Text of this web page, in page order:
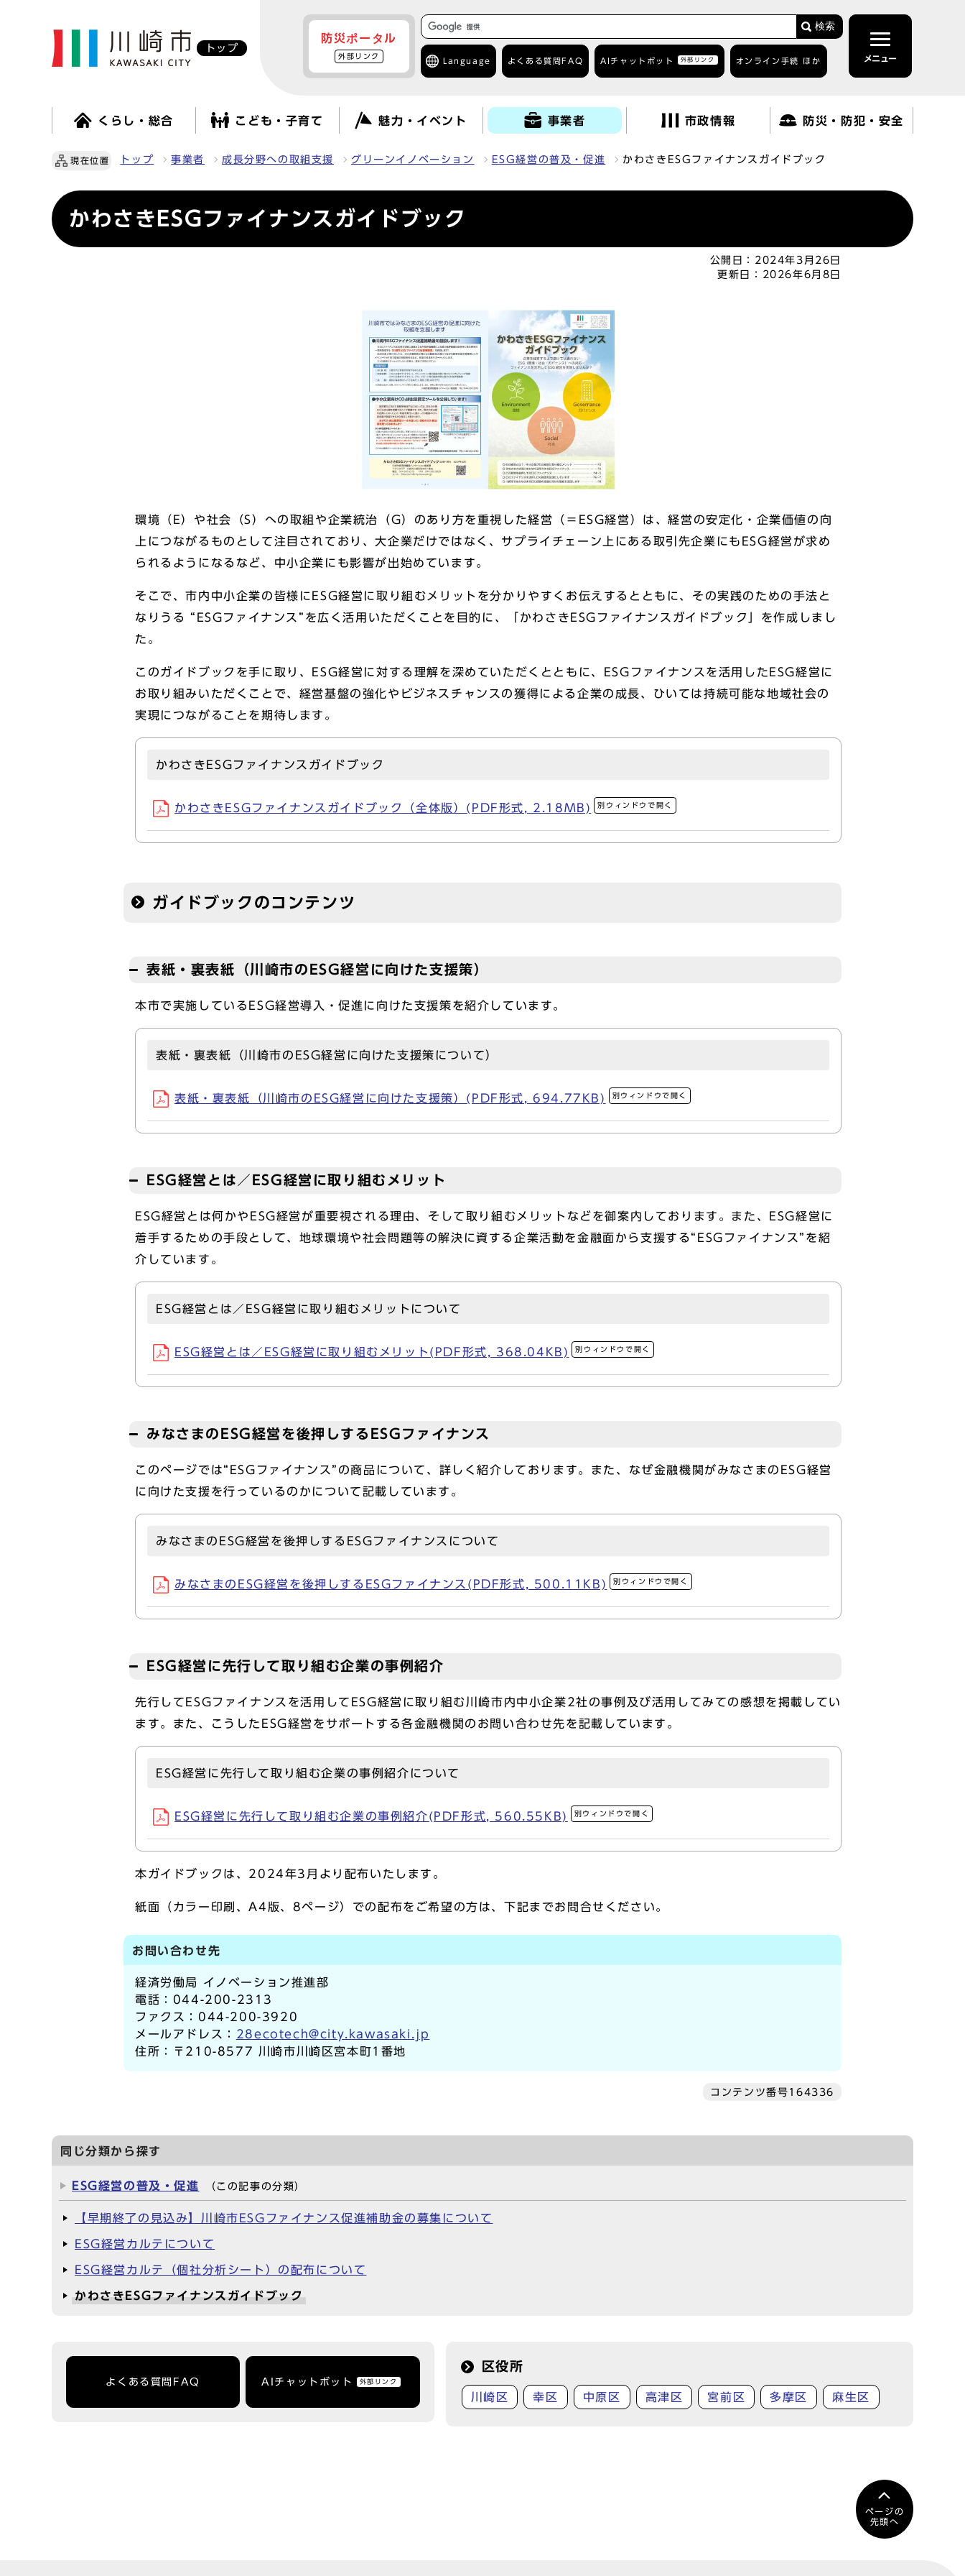
トップ
防災ポータル
外部リンク
検索
Language よくある質問 FAQ AIチャットボット 外部リンク オンライン手続 ほか メニュー
くらし・総合 こども・子育て 魅力・イベント 事業者 市政情報 防災・防犯・安全
現在位置 トップ 事業者 成長分野への取組支援 グリーンイノベーション ESG経営の普及・促進 かわさきESGファイナンスガイドブック
かわさきESGファイナンスガイドブック
公開日： 2024年3月26日
更新日：
2026年6月8日
環境（E）や社会（S）への取組や企業統治（G）のあり方を重視した経営（＝ESG経営）は、経営の安定化・企業価値の向
上につながるものとして注目されており、大企業だけではなく、サプライチェーン上にある取引先企業にもESG経営が求め
られるようになるなど、中小企業にも影響が出始めています。
そこで、市内中小企業の皆様にESG経営に取り組むメリットを分かりやすくお伝えするとともに、その実践のための手法と
なりうる “ESGファイナンス”を広く活用いただくことを目的に、「かわさきESGファイナンスガイドブック」を作成しまし
た。
このガイドブックを手に取り、ESG経営に対する理解を深めていただくとともに、ESGファイナンスを活用したESG経営に
お取り組みいただくことで、経営基盤の強化やビジネスチャンスの獲得による企業の成長、ひいては持続可能な地域社会の
実現につながることを期待します。
かわさきESGファイナンスガイドブック
かわさきESGファイナンスガイドブック（全体版）(PDF形式, 2.18MB) 別ウィンドウで開く
ガイドブックのコンテンツ
表紙・裏表紙（川崎市のESG経営に向けた支援策）
本市で実施しているESG経営導入・促進に向けた支援策を紹介しています。
表紙・裏表紙（川崎市のESG経営に向けた支援策について）
表紙・裏表紙（川崎市のESG経営に向けた支援策）(PDF形式, 694.77KB) 別ウィンドウで開く
ESG経営とは／ESG経営に取り組むメリット
ESG経営とは何かやESG経営が重要視される理由、そして取り組むメリットなどを御案内しております。また、ESG経営に
着手するための手段として、地球環境や社会問題等の解決に資する企業活動を金融面から支援する“ESGファイナンス”を紹
介しています。
ESG経営とは／ESG経営に取り組むメリットについて
ESG経営とは／ESG経営に取り組むメリット(PDF形式, 368.04KB) 別ウィンドウで開く
みなさまのESG経営を後押しするESGファイナンス
このページでは“ESGファイナンス”の商品について、詳しく紹介しております。また、なぜ金融機関がみなさまのESG経営
に向けた支援を行っているのかについて記載しています。
みなさまのESG経営を後押しするESGファイナンスについて
みなさまのESG経営を後押しするESGファイナンス(PDF形式, 500.11KB) 別ウィンドウで開く
ESG経営に先行して取り組む企業の事例紹介
先行してESGファイナンスを活用してESG経営に取り組む川崎市内中小企業2社の事例及び活用してみての感想を掲載してい
ます。また、こうしたESG経営をサポートする各金融機関のお問い合わせ先を記載しています。
ESG経営に先行して取り組む企業の事例紹介について
ESG経営に先行して取り組む企業の事例紹介(PDF形式, 560.55KB) 別ウィンドウで開く
本ガイドブックは、2024年3月より配布いたします。
紙面（カラー印刷、A4版、8ページ）での配布をご希望の方は、下記までお問合せください。
お問い合わせ先
経済労働局 イノベーション推進部
電話：044-200-2313
ファクス：044-200-3920
メールアドレス： 28ecotech@city.kawasaki.jp
住所：〒210-8577 川崎市川崎区宮本町1番地
コンテンツ番号164336
同じ分類から探す
ESG経営の普及・促進 （この記事の分類）
【早期終了の見込み】川崎市ESGファイナンス促進補助金の募集について
ESG経営カルテについて
ESG経営カルテ（個社分析シート）の配布について
かわさきESGファイナンスガイドブック
よくある質問FAQ AIチャットボット 外部リンク
区役所
川崎区 幸区 中原区 高津区 宮前区 多摩区 麻生区
ページの
先頭へ